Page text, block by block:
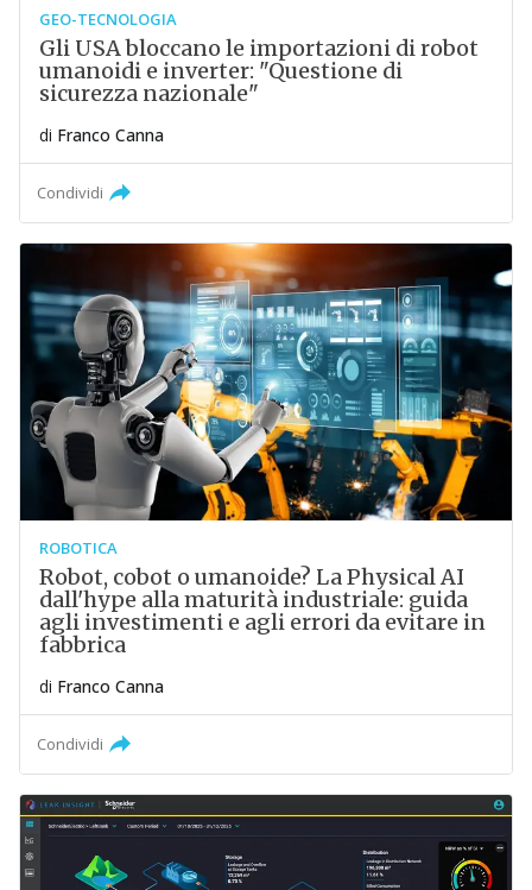
GEO-TECNOLOGIA
Gli USA bloccano le importazioni di robot
umanoidi e inverter: "Questione di
sicurezza nazionale"
di Franco Canna
Condividi
ROBOTICA
Robot, cobot o umanoide? La Physical AI
dall'hype alla maturità industriale: guida
agli investimenti e agli errori da evitare in
fabbrica
di Franco Canna
Condividi